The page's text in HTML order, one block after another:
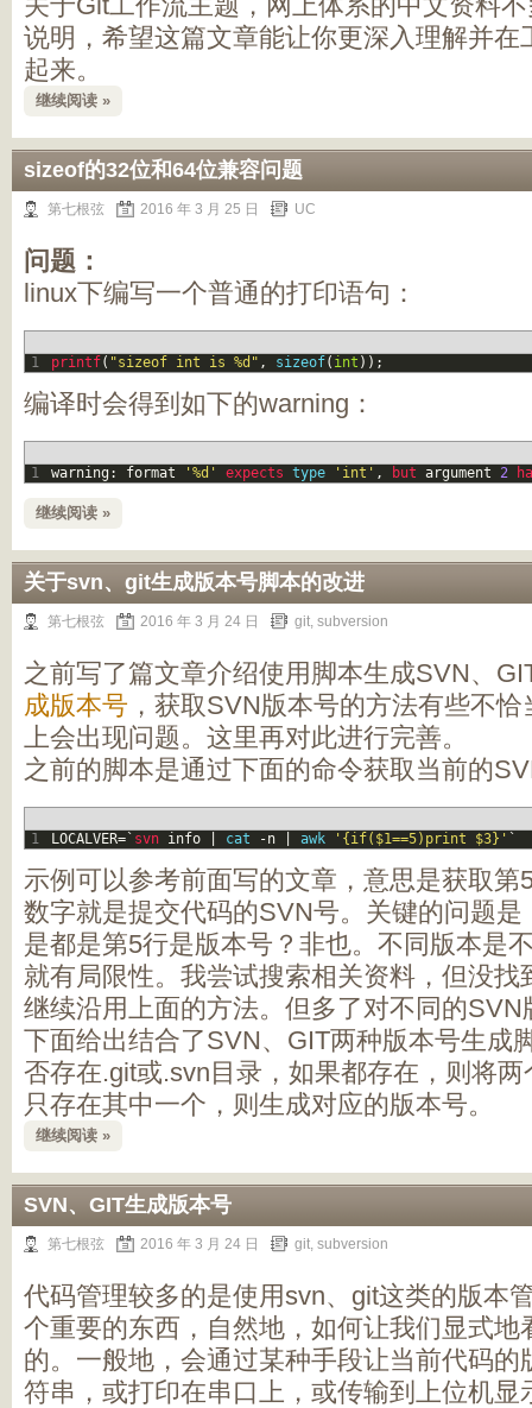
说明，希望这篇文章能让你更深入理解并在
起来。
继续阅读 »
sizeof的32位和64位兼容问题
第七根弦 2016 年 3 月 25 日 UC
问题：
linux下编写一个普通的打印语句：
1 printf( "sizeof int is %d" , sizeof( int ) ) ;
编译时会得到如下的warning：
1 warning : format '%d' expects type 'int' , but argument 2
继续阅读 »
关于svn、git生成版本号脚本的改进
第七根弦 2016 年 3 月 24 日 git, subversion
之前写了篇文章介绍使用脚本生成SVN、
成版本号 ，获取SVN版本号的方法有些不
上会出现问题。这里再对此进行完善。
之前的脚本是通过下面的命令获取当前的
1 LOCALVER= ` svn info cat -n awk '{if($1==5)print $3}' `
示例可以参考前面写的文章，意思是获取第
数字就是提交代码的SVN号。关键的问题
是都是第5行是版本号？非也。不同版本是
就有局限性。我尝试搜索相关资料，但没找
继续沿用上面的方法。但多了对不同的SVN
下面给出结合了SVN、GIT两种版本号生成
否存在.git或.svn目录，如果都存在，则将
只存在其中一个，则生成对应的版本号。
继续阅读 »
SVN、GIT生成版本号
第七根弦 2016 年 3 月 24 日 git, subversion
代码管理较多的是使用svn、git这类的版本
个重要的东西，自然地，如何让我们显式地
的。一般地，会通过某种手段让当前代码的
符串，或打印在串口上，或传输到上位机显